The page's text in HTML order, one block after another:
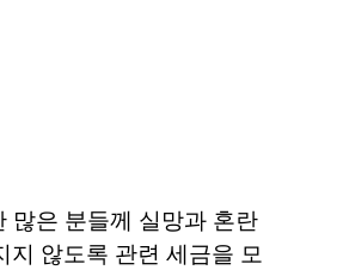
많은 분들께 실망과 혼란
않도록 관련 세금을 모